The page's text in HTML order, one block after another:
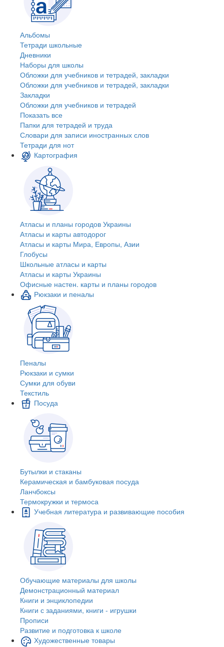
Альбомы
Тетради школьные
Дневники
Наборы для школы
Обложки для учебников и тетрадей, закладки
Обложки для учебников и тетрадей, закладки
Закладки
Обложки для учебников и тетрадей
Показать все
Папки для тетрадей и труда
Словари для записи иностранных слов
Тетради для нот
Картография
Атласы и планы городов Украины
Атласы и карты автодорог
Атласы и карты Мира, Европы, Азии
Глобусы
Школьные атласы и карты
Атласы и карты Украины
Офисные настен. карты и планы городов
Рюкзаки и пеналы
Пеналы
Рюкзаки и сумки
Сумки для обуви
Текстиль
Посуда
Бутылки и стаканы
Керамическая и бамбуковая посуда
Ланчбоксы
Термокружки и термоса
Учебная литература и развивающие пособия
Обучающие материалы для школы
Демонстрационный материал
Книги и энциклопедии
Книги с заданиями, книги - игрушки
Прописи
Развитие и подготовка к школе
Художественные товары